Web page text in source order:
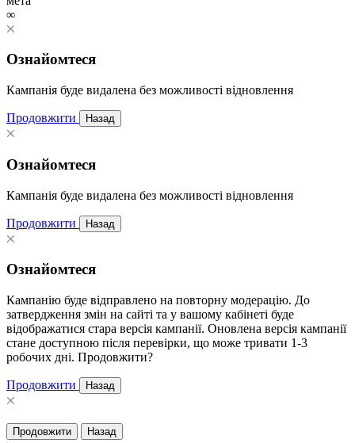
∞
Ознайомтеся
Кампанія буде видалена без можливості відновлення
Продовжити Назад
Ознайомтеся
Кампанія буде видалена без можливості відновлення
Продовжити Назад
Ознайомтеся
Кампанію буде відправлено на повторну модерацію. До
затвердження змін на сайті та у вашому кабінеті буде
відображатися стара версія кампанії. Оновлена версія кампанії
стане доступною після перевірки, що може тривати 1-3
робочих дні. Продовжити?
Продовжити Назад
Продовжити Назад